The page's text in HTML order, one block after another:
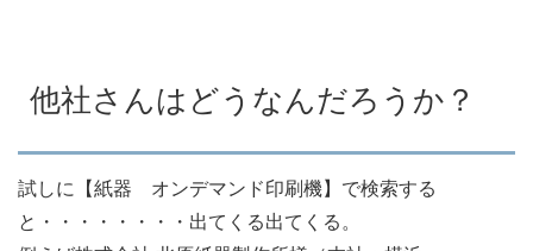
他社さんはどうなんだろうか？
試しに【紙器 オンデマンド印刷機】で検索する
と・・・・・・・・出てくる出てくる。